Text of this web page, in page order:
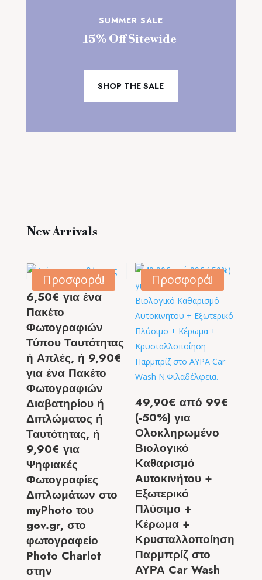
SUMMER SALE
15% Off Sitewide
SHOP THE SALE
New Arrivals
Προσφορά!
6,50€ για ένα
Πακέτο
Φωτογραφιών
Τύπου Ταυτότητας
ή Απλές, ή 9,90€
για ένα Πακέτο
Φωτογραφιών
Διαβατηρίου ή
Διπλώματος ή
Ταυτότητας, ή
9,90€ για
Ψηφιακές
Φωτογραφίες
Διπλωμάτων στο
myPhoto του
gov.gr, στο
φωτογραφείο
Photo Charlot
στην
Προσφορά!
49,90€ από 99€
(-50%) για
Ολοκληρωμένο
Βιολογικό
Καθαρισμό
Αυτοκινήτου +
Εξωτερικό
Πλύσιμο +
Κέρωμα +
Κρυσταλλοποίηση
Παρμπρίζ στο
ΑΥΡΑ Car Wash